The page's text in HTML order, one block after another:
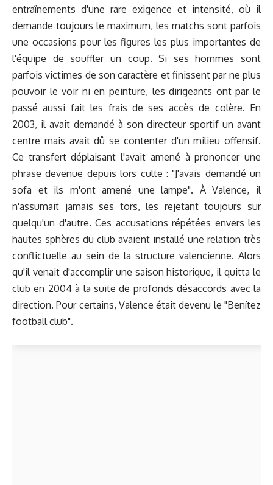
entraînements d'une rare exigence et intensité, où il
demande toujours le maximum, les matchs sont parfois
une occasions pour les figures les plus importantes de
l'équipe de souffler un coup. Si ses hommes sont
parfois victimes de son caractère et finissent par ne plus
pouvoir le voir ni en peinture, les dirigeants ont par le
passé aussi fait les frais de ses accès de colère. En
2003, il avait demandé à son directeur sportif un avant
centre mais avait dû se contenter d'un milieu offensif.
Ce transfert déplaisant l'avait amené à prononcer une
phrase devenue depuis lors culte : "J'avais demandé un
sofa et ils m'ont amené une lampe". À Valence, il
n'assumait jamais ses tors, les rejetant toujours sur
quelqu'un d'autre. Ces accusations répétées envers les
hautes sphères du club avaient installé une relation très
conflictuelle au sein de la structure valencienne. Alors
qu'il venait d'accomplir une saison historique, il quitta le
club en 2004 à la suite de profonds désaccords avec la
direction. Pour certains, Valence était devenu le "Benítez
football club".